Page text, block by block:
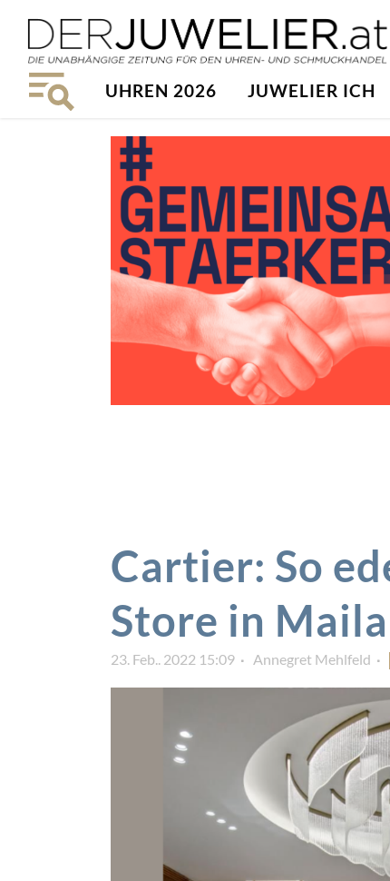
UHREN 2026 JUWELIER ICH
Cartier: So
Store in
23. Feb.. 2022 15:09 Annegret Mehlfeld